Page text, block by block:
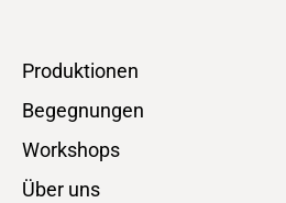
Produktionen
Begegnungen
Workshops
Über uns